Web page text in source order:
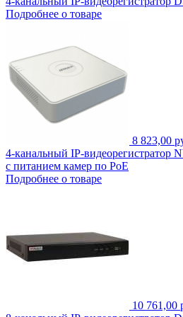
Подробнее о товаре
8 823,00
4-канальный IP-видеорегистратор
с питанием камер по PoE
Подробнее о товаре
10 761,00